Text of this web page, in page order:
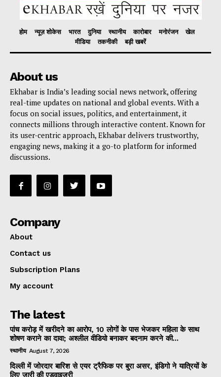
होम न्यूज़ शोकेस भारत दुनिया स्थानीय कारोबार मनोरंजन
खेल
मीडिया
तकनीकी बड़ी खबरें
About us
Ekhabar is India’s leading social news network, offering
real-time updates on national and global events. With a
focus on social issues, politics, and entertainment, it
connects millions through interactive content. Known for
its user-centric approach, Ekhabar delivers trustworthy,
engaging news, making it a go-to platform for informed
discussions.
Company
About
Contact us
Subscription Plans
My account
The latest
पांच करोड़ में खरीदने का आरोप, 10 लोगों के पास भेजकर महिला के साथ
शोषण कराने का दावा; अश्लील वीडियो बनाकर बदनाम करने की...
स्थानीय August 7, 2026
दिल्ली में जोरदार बारिश से एयर ट्रैफिक पर बुरा असर, इंडिगो ने यात्रियों के
लिए जारी की एडवाइजरी